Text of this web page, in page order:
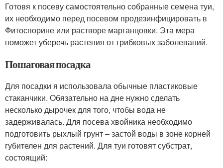
Готовя к посеву самостоятельно собранные семена туи,
их необходимо перед посевом продезинфицировать в
Фитоспорине или растворе марганцовки. Эта мера
поможет уберечь растения от грибковых заболеваний.
Пошаговая посадка
Для посадки я использовала обычные пластиковые
стаканчики. Обязательно на дне нужно сделать
несколько дырочек для того, чтобы вода не
задерживалась. Для посева хвойника необходимо
подготовить рыхлый грунт – застой воды в зоне корней
губителен для растений. Для туи готовят субстрат,
состоящий: